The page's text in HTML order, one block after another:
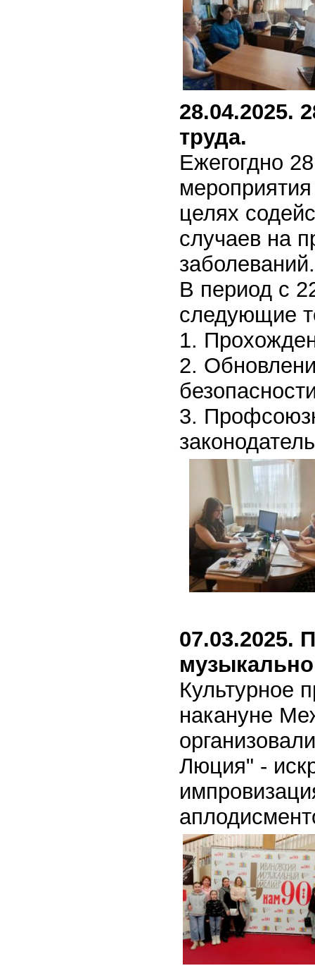
28.04.2025.
труда.
Ежегогдно
целях
случаев на
заболеваний.
В период с
следующие
1.
2.
3.
07.03.2025.
Культурное
накануне
Люция" -